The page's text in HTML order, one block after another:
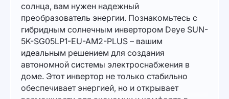
солнца, вам нужен надежный
преобразователь энергии. Познакомьтесь с
гибридным солнечным инвертором Deye SUN-
5K-SG05LP1-EU-AM2-PLUS – вашим
идеальным решением для создания
автономной системы электроснабжения в
доме. Этот инвертор не только стабильно
обеспечивает энергией, но и открывает